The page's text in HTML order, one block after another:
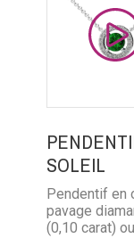
SOLEIL
Pendentif en
pavage
(0,10 carat)